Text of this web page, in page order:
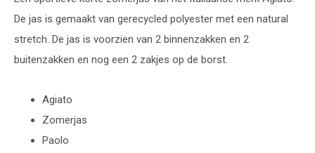
De jas is gemaakt van gerecycled polyester met een natural
stretch. De jas is voorzien van 2 binnenzakken en 2
buitenzakken en nog een 2 zakjes op de borst.
Agiato
Zomerjas
Paolo